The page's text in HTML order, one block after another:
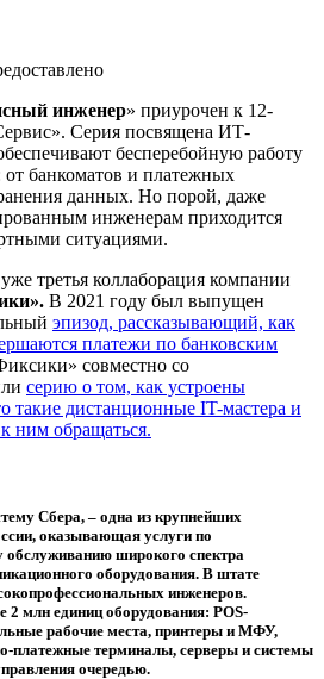
инженер» приурочен к 12-
Серия посвящена ИТ-
бесперебойную работу
банкоматов и платежных
данных. Но порой, даже
инженерам приходится
ситуациями.
третья коллаборация компании
В 2021 году был выпущен
эпизод, рассказывающий, как
платежи по банковским
совместно со
серию о том, как устроены
такие дистанционные IT-мастера и
ним обращаться.
Сбера, – одна из крупнейших
оказывающая услуги по
обслуживанию широкого спектра
оборудования. В штате
инженеров.
2 млн единиц оборудования: POS-
рабочие места, принтеры и МФУ,
платежные терминалы, серверы и системы
очередью.